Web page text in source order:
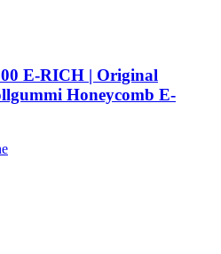
E-RICH | Original
Honeycomb E-